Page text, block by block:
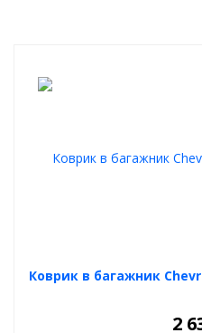
Коврик в багажник
2